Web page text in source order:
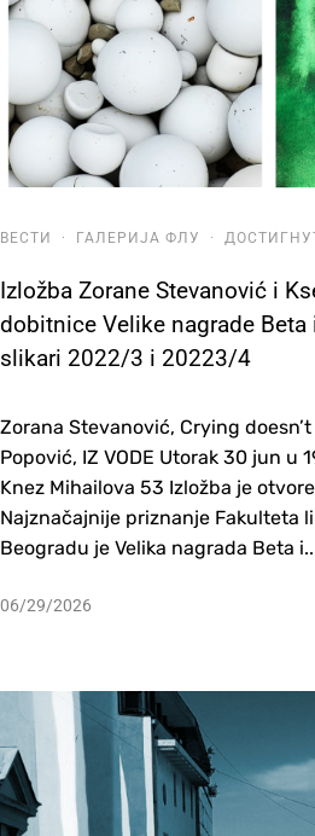
ВЕСТИ · ГАЛЕРИЈА ФЛУ ·
Izložba Zorane Stevanović i
dobitnice Velike nagrade Beta
slikari 2022/3 i 20223/4
Zorana Stevanović, Crying
Popović, IZ VODE Utorak 30 jun u
Knez Mihailova 53 Izložba je
Najznačajnije priznanje Fakulteta
Beogradu je Velika nagrada Beta
06/29/2026